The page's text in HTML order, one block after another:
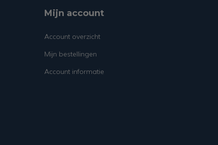
Mijn account
Account overzicht
Mijn bestellingen
Account informatie